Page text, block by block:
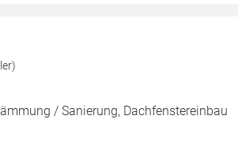
/ Sanierung, Dachfenstereinbau